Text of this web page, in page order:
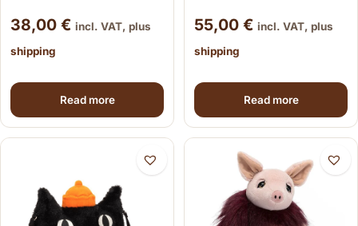
38,00 € incl. VAT, plus
shipping
Read more
55,00 € incl. VAT, plus
shipping
Read more